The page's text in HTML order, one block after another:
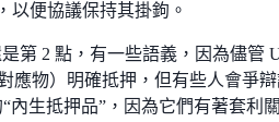
以便協議保持其掛鉤。
第 2 點，有一些語義，因為儘管
應物）明確抵押，但有些人會爭
內生抵押品”，因為它們有著套利